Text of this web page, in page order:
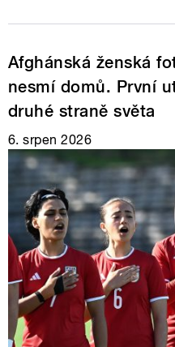
Afghánská ženská
nesmí domů. První
druhé straně světa
6. srpen 2026